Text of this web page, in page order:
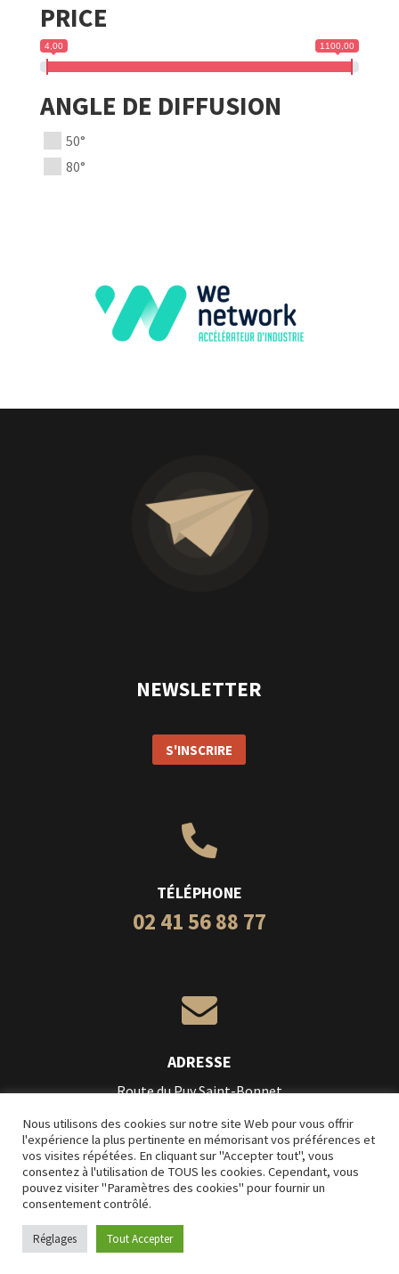
PRICE
4,00 1100,00
ANGLE DE DIFFUSION
50°
80°
NEWSLETTER
S'INSCRIRE

TÉLÉPHONE
02 41 56 88 77

ADRESSE
Route du Puy Saint-Bonnet
49300 Cholet
CréationL’Impression Créative
Mentions légales
Conditions Générales de Vente
Nous utilisons des cookies sur notre site Web pour vous offrir
l'expérience la plus pertinente en mémorisant vos préférences et
vos visites répétées. En cliquant sur "Accepter tout", vous
consentez à l'utilisation de TOUS les cookies. Cependant, vous
pouvez visiter "Paramètres des cookies" pour fournir un
consentement contrôlé.
Réglages Tout Accepter